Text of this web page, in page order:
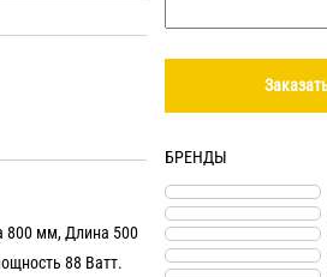
800 мм, Длина 500
88 Ватт.
БРЕНДЫ